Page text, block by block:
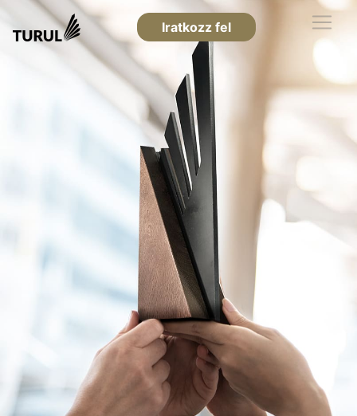
Iratkozz fel